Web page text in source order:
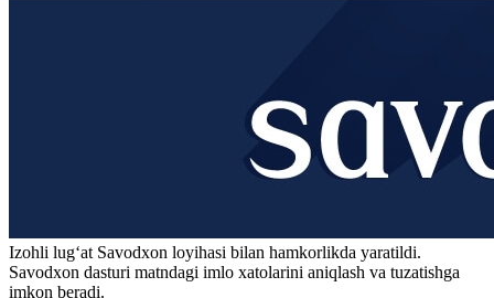
Izohli lugʻat Savodxon loyihasi bilan hamkorlikda yaratildi.
Savodxon dasturi matndagi imlo xatolarini aniqlash va tuzatishga
imkon beradi.